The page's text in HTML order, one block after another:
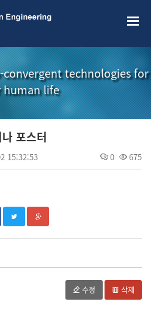
technologies for
life
포스터
15:32:53 0 675
수정 삭제